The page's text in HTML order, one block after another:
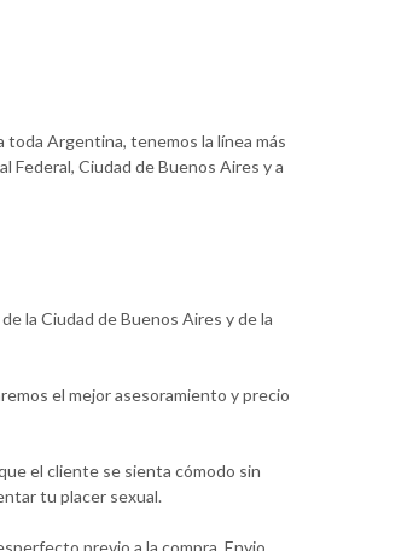
toda Argentina, tenemos la línea más
Federal, Ciudad de Buenos Aires y a
la Ciudad de Buenos Aires y de la
el mejor asesoramiento y precio
el cliente se sienta cómodo sin
tu placer sexual.
previo a la compra. Envio